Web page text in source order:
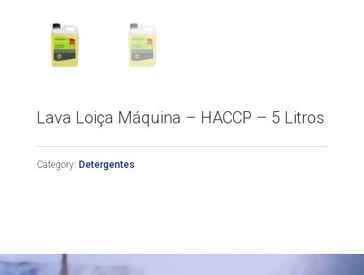
Lava Loiça Máquina – HACCP – 5 Litros
Category: Detergentes